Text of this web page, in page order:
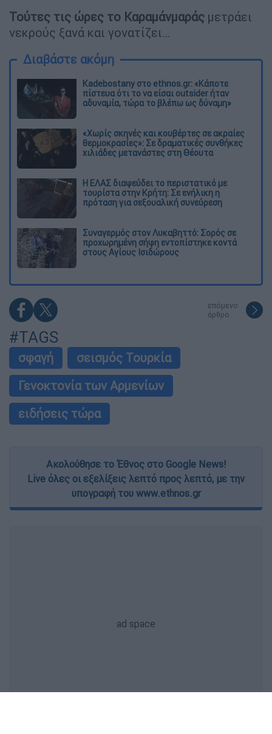
Τούτες τις ώρες το Καραμάνμαράς μετράει
νεκρούς ξανά και γονατίζει…
Διαβάστε ακόμη
Kadebostany στο ethnos.gr: «Κάποτε
πίστευα ότι το να είσαι outsider ήταν
αδυναμία, τώρα το βλέπω ως δύναμη»
«Χωρίς σκηνές και κουβέρτες σε ακραίες
θερμοκρασίες»: Σε δραματικές συνθήκες
χιλιάδες μετανάστες στη Θέουτα
Η ΕΛΑΣ διαψεύδει το περιστατικό με
τουρίστα στην Κρήτη: Σε ενήλικη η
πρόταση για σεξουαλική συνεύρεση
Συναγερμός στον Λυκαβηττό: Σορός σε
προχωρημένη σήψη εντοπίστηκε κοντά
στους Αγίους Ισιδώρους
επόμενο
άρθρο
#TAGS
σφαγή
σεισμός Τουρκία
Γενοκτονία των Αρµενίων
ειδήσεις τώρα
Ακολούθησε το Έθνος στο Google News!
Live όλες οι εξελίξεις λεπτό προς λεπτό, με την
υπογραφή του www.ethnos.gr